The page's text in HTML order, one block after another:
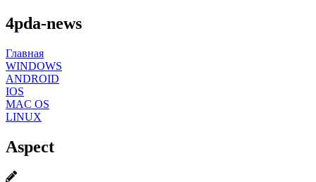
4pda-news
Главная
WINDOWS
ANDROID
IOS
MAC OS
LINUX
Aspect